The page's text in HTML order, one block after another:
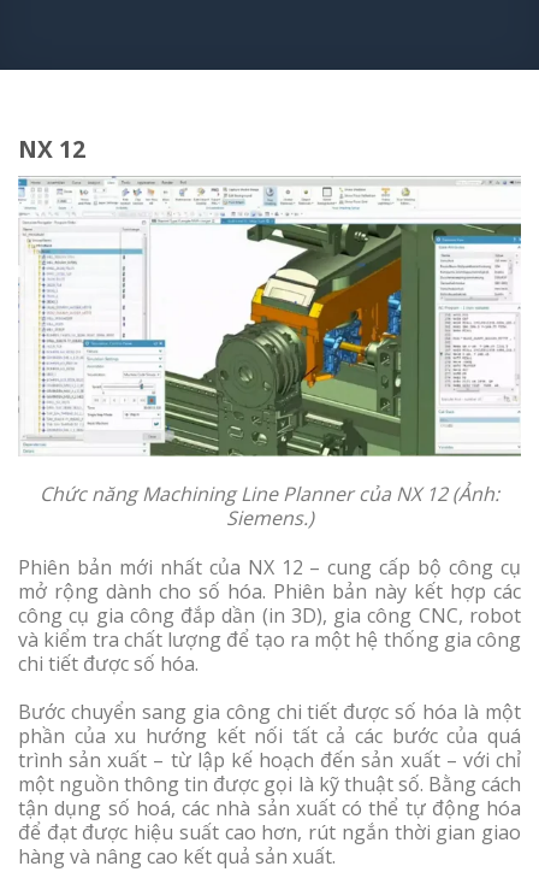
NX 12
Chức năng Machining Line Planner của NX 12 (Ảnh:
Siemens.)
Phiên bản mới nhất của NX 12 – cung cấp bộ công cụ
mở rộng dành cho số hóa. Phiên bản này kết hợp các
công cụ gia công đắp dần (in 3D), gia công CNC, robot
và kiểm tra chất lượng để tạo ra một hệ thống gia công
chi tiết được số hóa.
Bước chuyển sang gia công chi tiết được số hóa là một
phần của xu hướng kết nối tất cả các bước của quá
trình sản xuất – từ lập kế hoạch đến sản xuất – với chỉ
một nguồn thông tin được gọi là kỹ thuật số. Bằng cách
tận dụng số hoá, các nhà sản xuất có thể tự động hóa
để đạt được hiệu suất cao hơn, rút ngắn thời gian giao
hàng và nâng cao kết quả sản xuất.